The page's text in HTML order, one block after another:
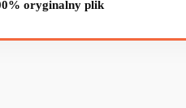
oryginalny plik